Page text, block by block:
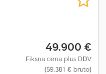
49.900 €
Fiksna cena plus DDV
(59.381 € bruto)